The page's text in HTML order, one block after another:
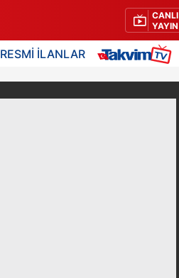
CANLI
YAYIN
RESMİ İLANLAR